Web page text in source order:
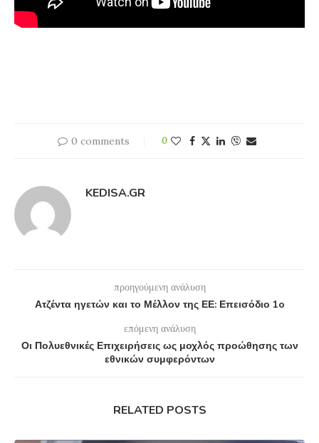
0 comments 0
KEDISA.GR
προηγούμενη ανάλυση
Ατζέντα ηγετών και το Μέλλον της ΕΕ: Επεισόδιο 1o
επόμενη ανάλυση
Οι Πολυεθνικές Επιχειρήσεις ως μοχλός προώθησης των
εθνικών συμφερόντων
RELATED POSTS